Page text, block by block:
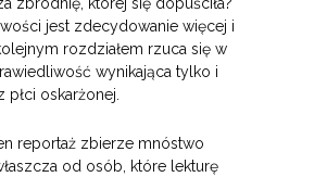
jest zdecydowanie więcej i
rozdziałem rzuca się w
wynikająca tylko i
płci oskarżonej.
reportaż zbierze mnóstwo
od osób, które lekturę